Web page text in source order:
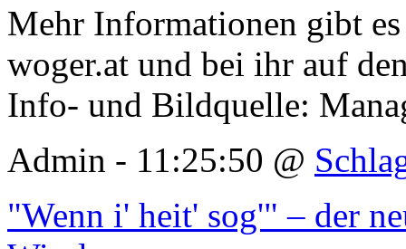
Mehr Informationen gibt
woger.at und bei ihr auf
Info- und Bildquelle:
Admin - 11:25:50 @
"Wenn i' heit' sog'" – der